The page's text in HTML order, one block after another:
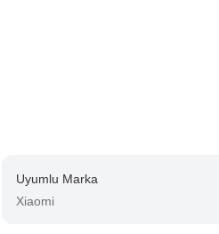
Uyumlu Marka
Xiaomi